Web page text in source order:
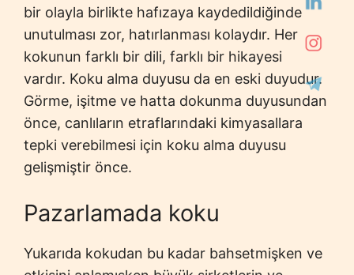
bir olayla birlikte hafızaya kaydedildiğinde
unutulması zor, hatırlanması kolaydır. Her
kokunun farklı bir dili, farklı bir hikayesi
vardır. Koku alma duyusu da en eski duyudur.
Görme, işitme ve hatta dokunma duyusundan
önce, canlıların etraflarındaki kimyasallara
tepki verebilmesi için koku alma duyusu
gelişmiştir önce.
Pazarlamada koku
Yukarıda kokudan bu kadar bahsetmişken ve